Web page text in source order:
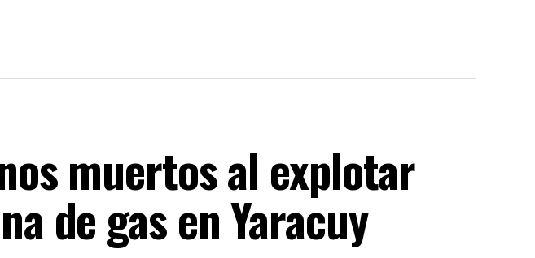
muertos al explotar
de gas en Yaracuy